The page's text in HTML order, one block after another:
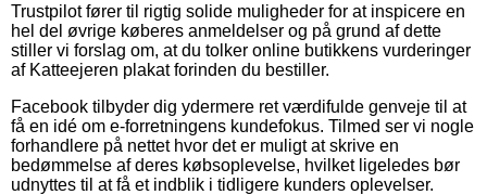
Trustpilot fører til rigtig solide muligheder for at inspicere en
hel del øvrige køberes anmeldelser og på grund af dette
stiller vi forslag om, at du tolker online butikkens vurderinger
af Katteejeren plakat forinden du bestiller.
Facebook tilbyder dig ydermere ret værdifulde genveje til at
få en idé om e-forretningens kundefokus. Tilmed ser vi nogle
forhandlere på nettet hvor det er muligt at skrive en
bedømmelse af deres købsoplevelse, hvilket ligeledes bør
udnyttes til at få et indblik i tidligere kunders oplevelser.